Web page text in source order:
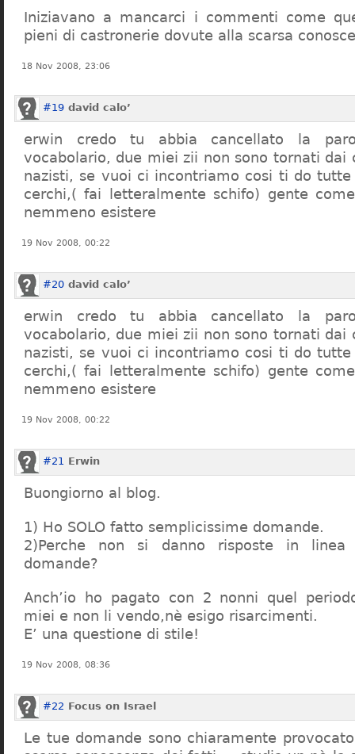
Iniziavano a mancarci i commenti come
pieni di castronerie dovute alla scarsa
18 Nov 2008, 23:06
#19 david calo’
erwin credo tu abbia cancellato la
vocabolario, due miei zii non sono tornati dai
nazisti, se vuoi ci incontriamo cosi ti do tutte
cerchi,( fai letteralmente schifo) gente
nemmeno esistere
19 Nov 2008, 00:22
#20 david calo’
erwin credo tu abbia cancellato la
vocabolario, due miei zii non sono tornati dai
nazisti, se vuoi ci incontriamo cosi ti do tutte
cerchi,( fai letteralmente schifo) gente
nemmeno esistere
19 Nov 2008, 00:22
#21 Erwin
Buongiorno al blog.
1) Ho SOLO fatto semplicissime domande.
2)Perche non si danno risposte in
domande?
Anch’io ho pagato con 2 nonni quel
miei e non li vendo,nè esigo risarcimenti.
E’ una questione di stile!
19 Nov 2008, 08:36
#22 Focus on Israel
Le tue domande sono chiaramente